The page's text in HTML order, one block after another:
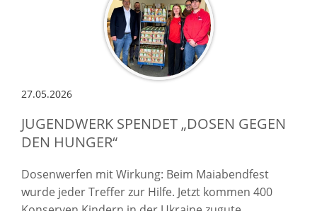
27.05.2026
JUGENDWERK SPENDET „DOSEN GEGEN
DEN HUNGER“
Dosenwerfen mit Wirkung: Beim Maiabendfest
wurde jeder Treffer zur Hilfe. Jetzt kommen 400